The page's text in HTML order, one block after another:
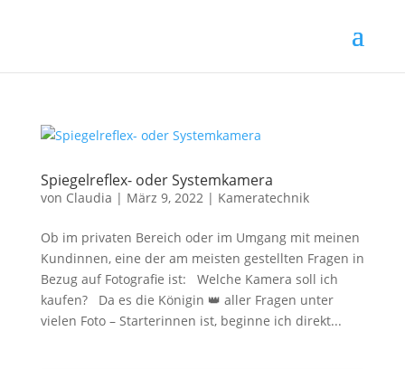
Spiegelreflex- oder Systemkamera
von Claudia | März 9, 2022| Kameratechnik
Ob im privaten Bereich oder im Umgang mit meinen
Kundinnen, eine der am meisten gestellten Fragen in
Bezug auf Fotografie ist: Welche Kamera soll ich
kaufen? Da es die Königin 👑 aller Fragen unter
vielen Foto – Starterinnen ist, beginne ich direkt...